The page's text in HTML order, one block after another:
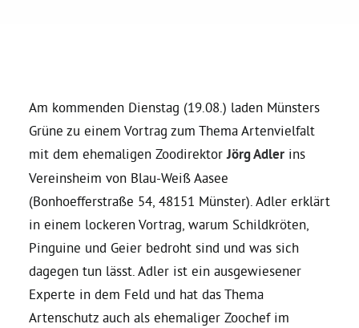
Robin Korte, MdL
Daniel Freund, MdEP
Delegierte
Grüne im Rathaus
Ratsfraktion
Am kommenden Dienstag (19.08.) laden Münsters
Grüne zu einem Vortrag zum Thema Artenvielfalt
mit dem ehemaligen Zoodirektor Jörg Adler ins
Vereinsheim von Blau-Weiß Aasee
(Bonhoefferstraße 54, 48151 Münster). Adler erklärt
in einem lockeren Vortrag, warum Schildkröten,
Pinguine und Geier bedroht sind und was sich
dagegen tun lässt. Adler ist ein ausgewiesener
Experte in dem Feld und hat das Thema
Artenschutz auch als ehemaliger Zoochef im